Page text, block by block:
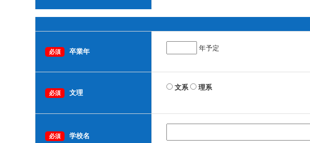
必須 卒業年 年予定
必須 文理
文系 理系
必須 学校名